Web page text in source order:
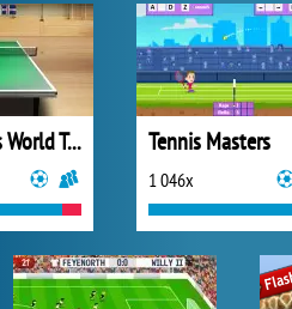
Table Tennis World Tour Tennis Masters
1 046x